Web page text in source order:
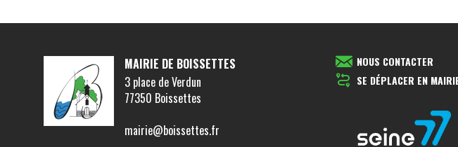
MAIRIE DE BOISSETTES
3 place de Verdun
77350 Boissettes
mairie@boissettes.fr
NOUS CONTACTER
SE DÉPLACER EN